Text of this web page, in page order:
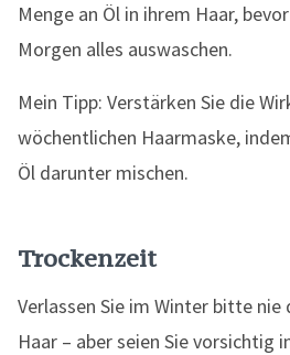
Menge an Öl in ihrem Haar,
Morgen alles auswaschen.
Mein Tipp: Verstärken Sie die
wöchentlichen Haarmaske,
Öl darunter mischen.
Trockenzeit
Verlassen Sie im Winter bitte nie
Haar – aber seien Sie vorsichtig